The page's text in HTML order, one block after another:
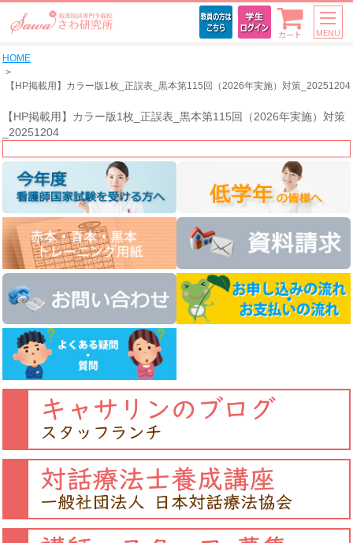
カート MENU
HOME
【HP掲載用】カラー版1枚_正誤表_黒本第115回（2026年実施）対策_20251204
【HP掲載用】カラー版1枚_正誤表_黒本第115回（2026年実施）対策
_20251204